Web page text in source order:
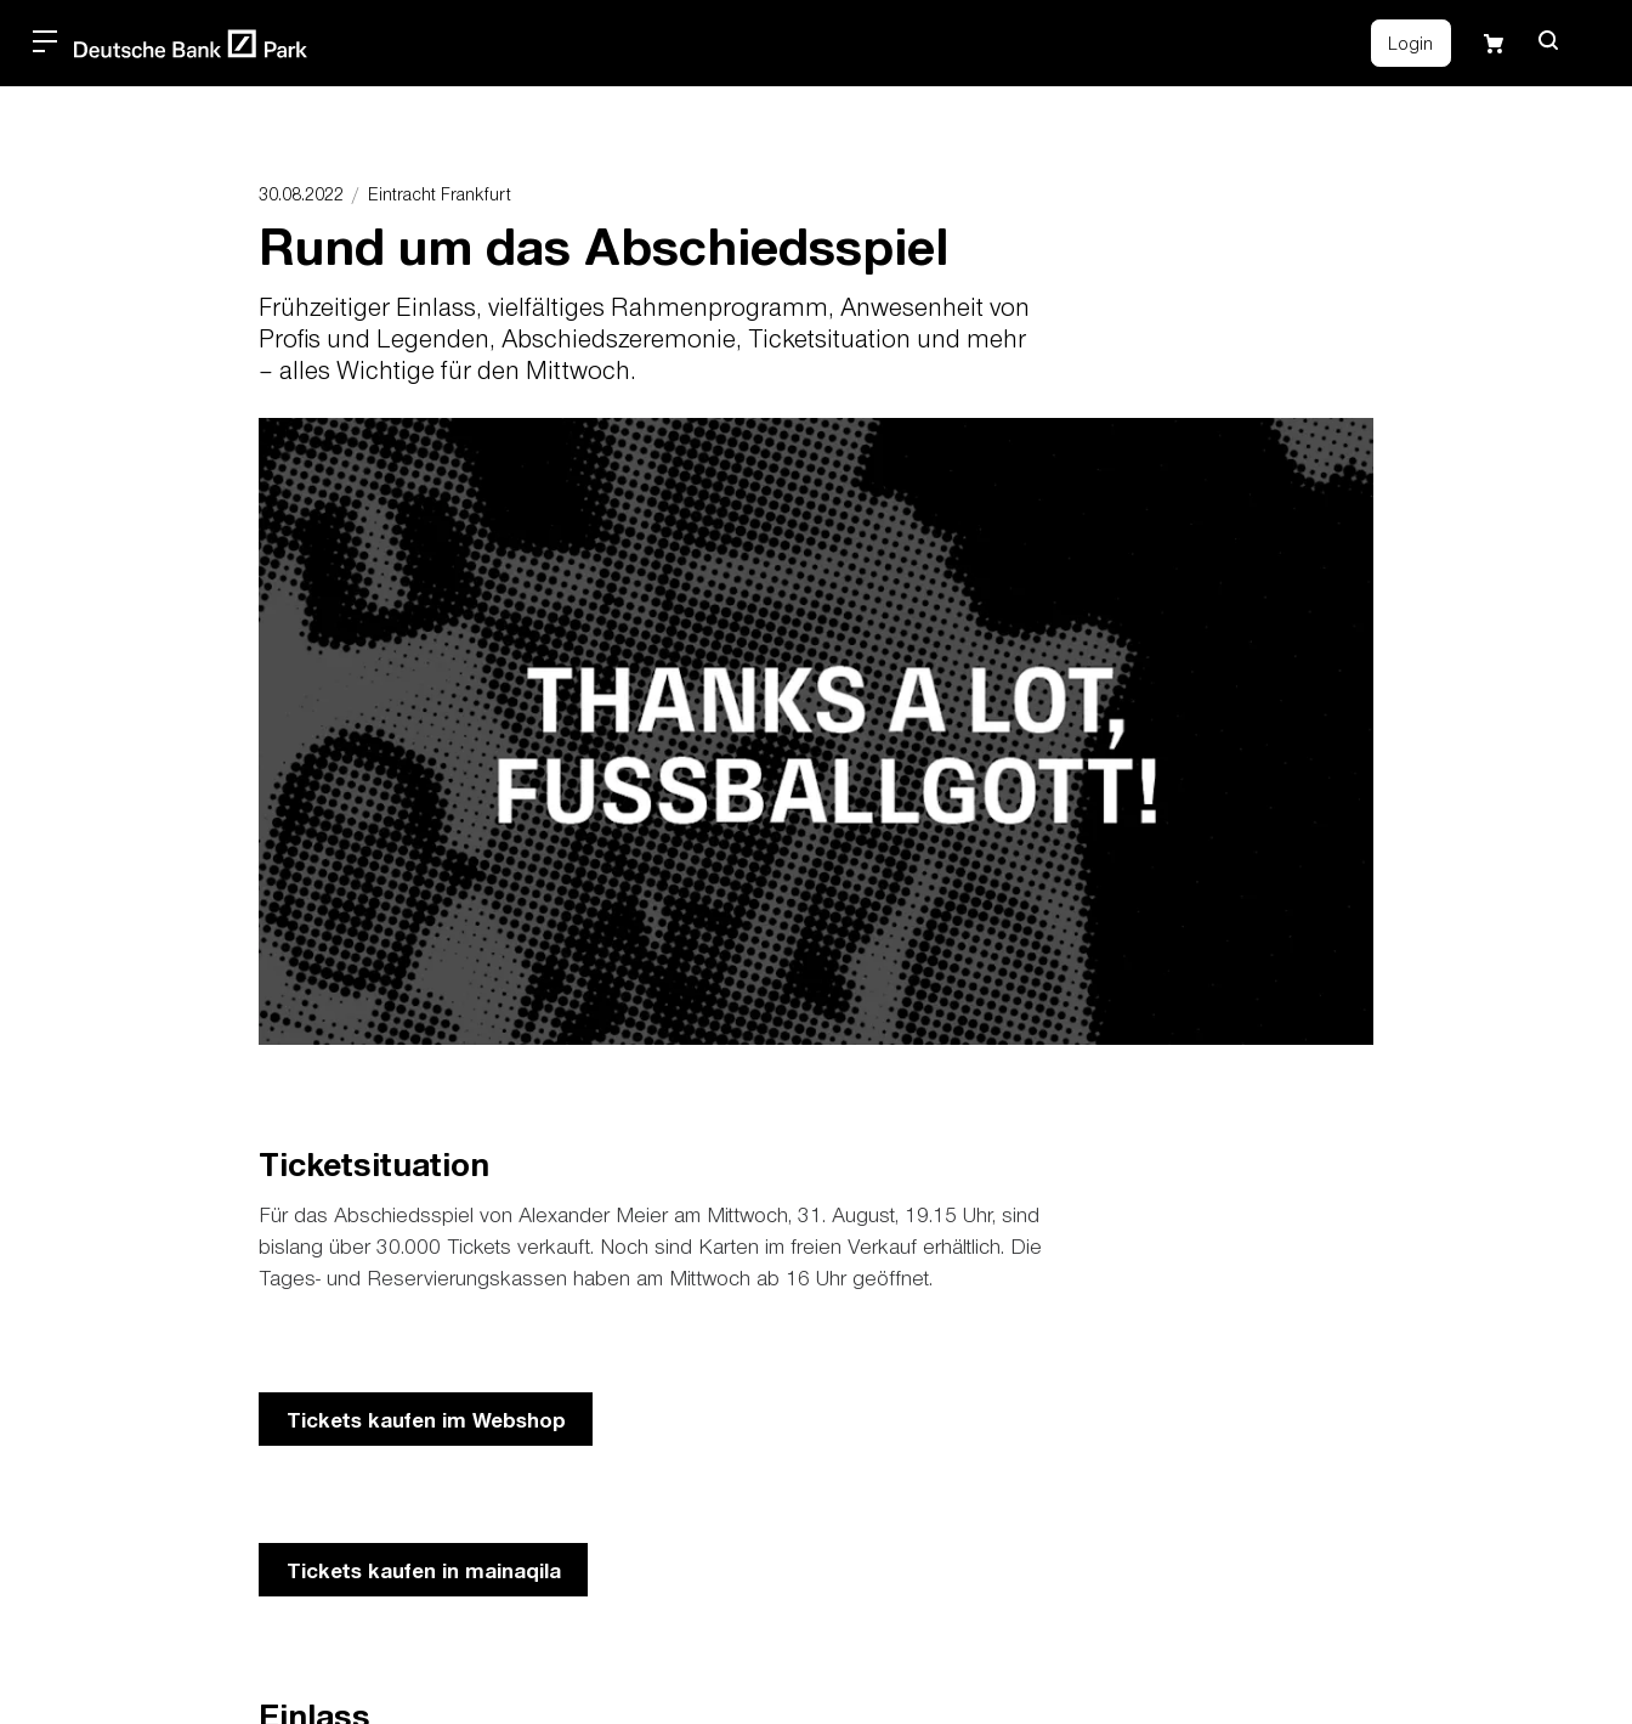
Login
30.08.2022 Eintracht Frankfurt
Rund um das Abschiedsspiel
Frühzeitiger Einlass, vielfältiges Rahmenprogramm, Anwesenheit von
Profis und Legenden, Abschiedszeremonie, Ticketsituation und mehr
– alles Wichtige für den Mittwoch.
Ticketsituation
Für das Abschiedsspiel von Alexander Meier am Mittwoch, 31. August, 19.15 Uhr, sind
bislang über 30.000 Tickets verkauft. Noch sind Karten im freien Verkauf erhältlich. Die
Tages- und Reservierungskassen haben am Mittwoch ab 16 Uhr geöffnet.
Tickets kaufen im Webshop
Tickets kaufen in mainaqila
Einlass